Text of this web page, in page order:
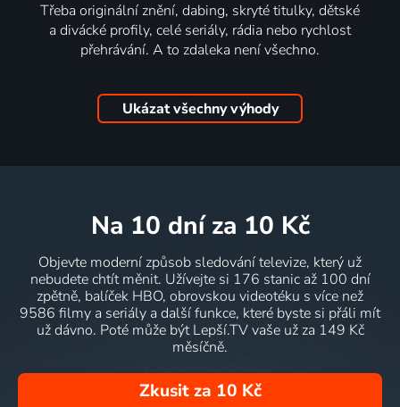
Třeba originální znění, dabing, skryté titulky, dětské
a divácké profily, celé seriály, rádia nebo rychlost
přehrávání. A to zdaleka není všechno.
Ukázat všechny výhody
na 10 dní za 10 Kč
Objevte moderní způsob sledování televize, který už
nebudete chtít měnit. Užívejte si 176 stanic až 100 dní
zpětně, balíček HBO, obrovskou videotéku s více než
9586 filmy a seriály a další funkce, které byste si přáli mít
už dávno. Poté může být Lepší.TV vaše už za 149 Kč
měsíčně.
Zkusit za 10 Kč